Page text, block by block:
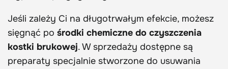
Jeśli zależy Ci na długotrwałym efekcie, możesz
sięgnąć po środki chemiczne do czyszczenia
kostki brukowej. W sprzedaży dostępne są
preparaty specjalnie stworzone do usuwania